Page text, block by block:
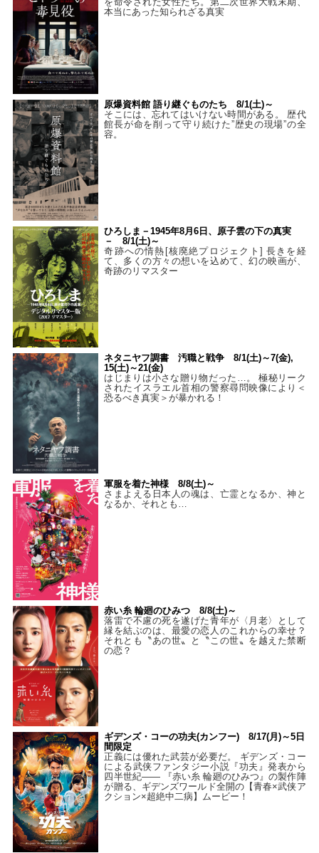
本当にあった知られざる真実
原爆資料館 語り継ぐものたち 8/1(土)～
そこには、忘れてはいけない時間がある。 歴代
館長が命を削って守り続けた”歴史の現場”の全
容。
ひろしま－1945年8月6日、原子雲の下の真実
－ 8/1(土)～
奇跡への情熱[核廃絶プロジェクト] 長きを経
て、多くの方々の想いを込めて、幻の映画が、
奇跡のリマスター
ネタニヤフ調書 汚職と戦争 8/1(土)～7(金),
15(土)～21(金)
はじまりは小さな贈り物だった…。 極秘リーク
されたイスラエル首相の警察尋問映像により＜
恐るべき真実＞が暴かれる！
軍服を着た神様 8/8(土)～
さまよえる日本人の魂は、亡霊となるか、神と
なるか、それとも…
赤い糸 輪廻のひみつ 8/8(土)～
落雷で不慮の死を遂げた青年が〈月老〉として
縁を結ぶのは、最愛の恋人のこれからの幸せ？
それとも〝あの世〟と〝この世〟を越えた禁断
の恋？
ギデンズ・コーの功夫(カンフー) 8/17(月)～5日
間限定
正義には優れた武芸が必要だ。 ギデンズ・コー
による武侠ファンタジー小説『功夫』発表から
四半世紀―― 『赤い糸 輪廻のひみつ』の製作陣
が贈る、ギデンズワールド全開の【青春×武侠ア
クション×超絶中二病】ムービー！